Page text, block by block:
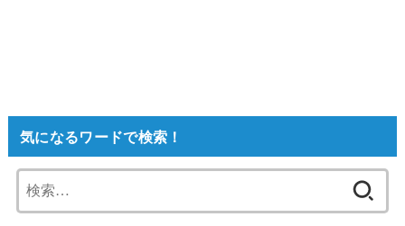
気になるワードで検索！
索: